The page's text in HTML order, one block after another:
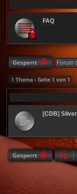
FAQ
Gesperrt
1 Thema • Seite 1 von 1
[CDB]
Gesperrt